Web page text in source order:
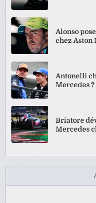
Alonso
chez Aston
Antonelli
Mercedes
Briatore
Mercedes